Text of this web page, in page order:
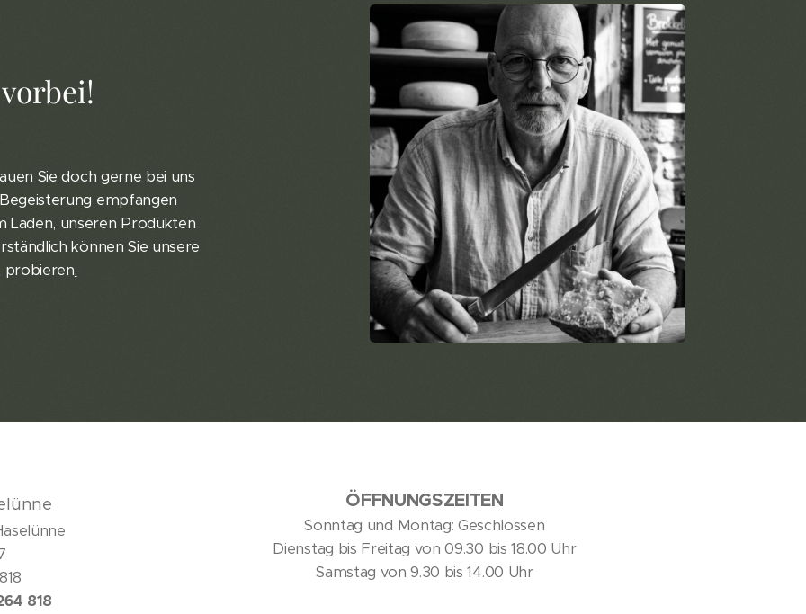
Sie doch gerne bei uns
empfangen
Laden, unseren Produkten
können Sie unsere
probieren.
818
ÖFFNUNGSZEITEN
Sonntag und Montag: Geschlossen
Dienstag bis Freitag von 09.30 bis 18.00 Uhr
Samstag von 9.30 bis 14.00 Uhr